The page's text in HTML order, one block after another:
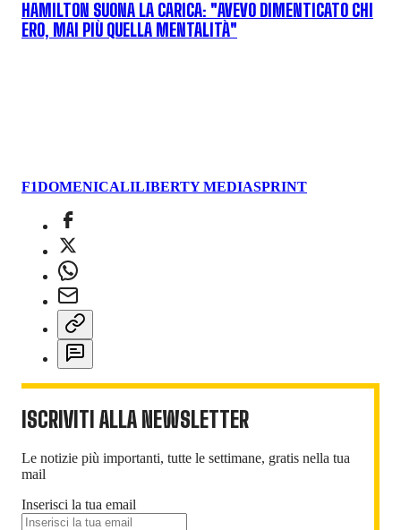
HAMILTON SUONA LA CARICA: "AVEVO DIMENTICATO CHI
ERO, MAI PIÙ QUELLA MENTALITÀ"
F1DOMENICALILIBERTY MEDIASPRINT
ISCRIVITI ALLA NEWSLETTER
Le notizie più importanti, tutte le settimane, gratis nella tua
mail
Inserisci la tua email